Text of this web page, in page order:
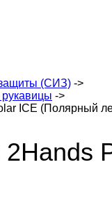
(СИЗ) ->
рукавицы ->
ICE (Полярный